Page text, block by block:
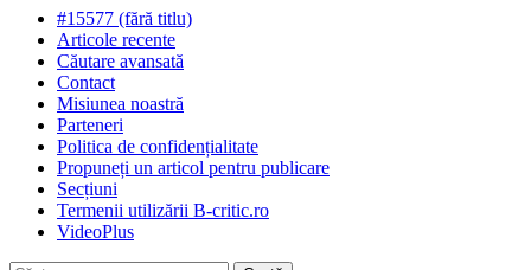
#15577 (fără titlu)
Articole recente
Căutare avansată
Contact
Misiunea noastră
Parteneri
Politica de confidențialitate
Propuneți un articol pentru publicare
Secțiuni
Termenii utilizării B-critic.ro
VideoPlus